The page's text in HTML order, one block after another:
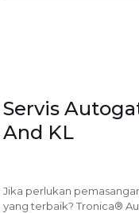
Servis
And KL
Jika perlukan
yang terbaik? Tronica®